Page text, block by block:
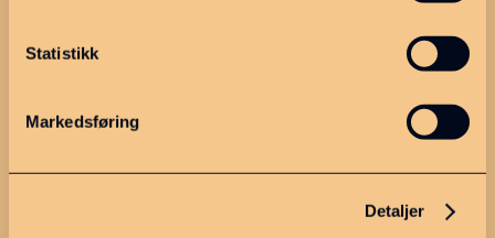
Statistikk
Markedsføring
Detaljer
Meld deg på nyhetsbrevet
vårt!